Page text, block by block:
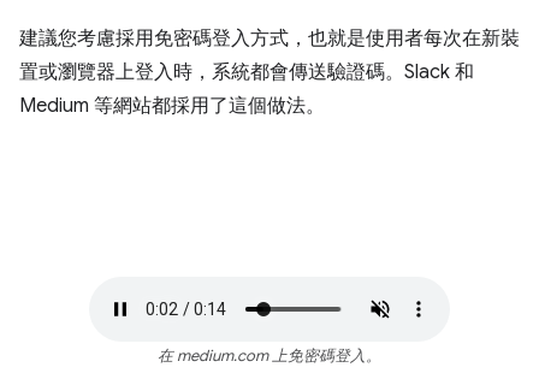
建議您考慮採用免密碼登入方式，也就是使用者每次在新裝
置或瀏覽器上登入時，系統都會傳送驗證碼。Slack 和
Medium 等網站都採用了這個做法。
在 medium.com 上免密碼登入。